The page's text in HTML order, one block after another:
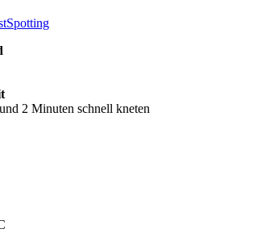
2 Minuten schnell kneten